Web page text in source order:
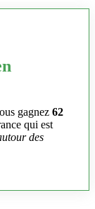
gagnez 62
qui est
des